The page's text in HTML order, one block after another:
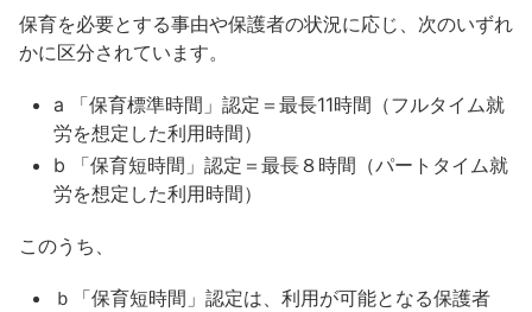
保育を必要とする事由や保護者の状況に応じ、次のいずれ
かに区分されています。
a 「保育標準時間」認定＝最長11時間（フルタイム就
労を想定した利用時間）
b 「保育短時間」認定＝最長８時間（パートタイム就
労を想定した利用時間）
このうち、
ｂ「保育短時間」認定は、利用が可能となる保護者